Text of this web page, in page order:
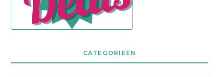
CATEGORIEËN